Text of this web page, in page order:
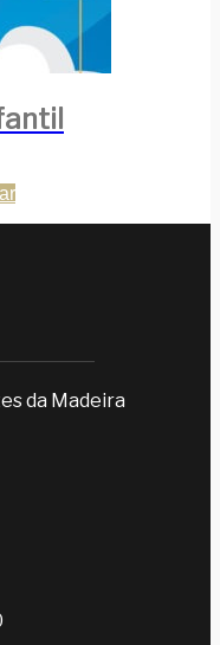
da Madeira